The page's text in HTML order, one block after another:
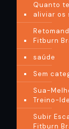
Quanto
aliviar os
Fitburn
saúde
Sem
Sua-
Treino-
Subir
Fitburn